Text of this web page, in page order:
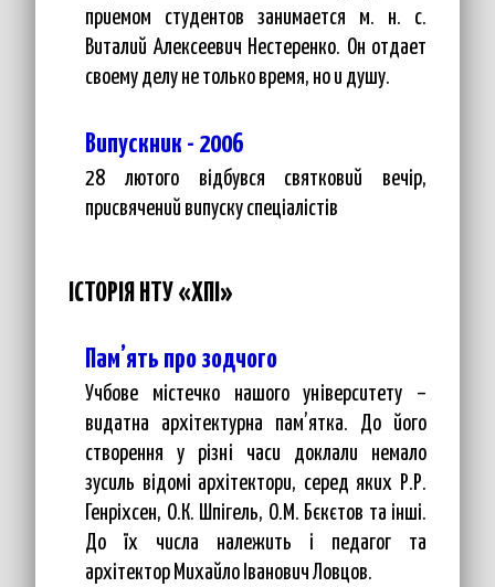
приемом студентов занимается м. н. с.
Виталий Алексеевич Нестеренко. Он отдает
своему делу не только время, но и душу.
Випускник - 2006
28 лютого відбувся святковий вечір,
присвячений випуску спеціалістів
ІСТОРІЯ НТУ «ХПІ»
Пам’ять про зодчого
Учбове містечко нашого університету –
видатна архітектурна пам’ятка. До його
створення у різні часи доклали немало
зусиль відомі архітектори, серед яких Р.Р.
Генріхсен, О.К. Шпігель, О.М. Бєкєтов та інші.
До їх числа належить і педагог та
архітектор Михайло Іванович Ловцов.